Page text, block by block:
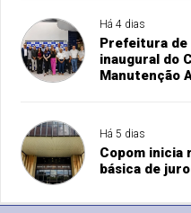
Há 4 dias
Prefeitura de
inaugural do
Manutenção
Há 5 dias
Copom inicia
básica de